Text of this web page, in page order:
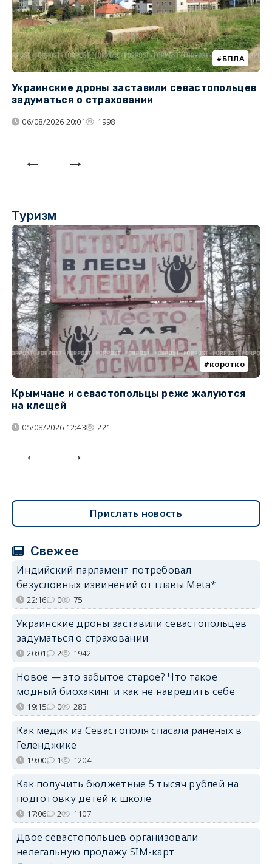
БПЛА
Украинские дроны заставили севастопольцев
задуматься о страховании
06/08/2026 20:01 1998
Туризм
коротко
Крымчане и севастопольцы реже жалуются
на клещей
05/08/2026 12:43 221
Прислать новость
Свежее
Индийский парламент потребовал
безусловных извинений от главы Meta*
22:16 0 75
Украинские дроны заставили севастопольцев
задуматься о страховании
20:01 2 1942
Новое — это забытое старое? Что такое
модный биохакинг и как не навредить себе
19:15 0 283
Как медик из Севастополя спасала раненых в
Геленджике
19:00 1 1204
Как получить бюджетные 5 тысяч рублей на
подготовку детей к школе
17:06 2 1107
Двое севастопольцев организовали
нелегальную продажу SIM-карт